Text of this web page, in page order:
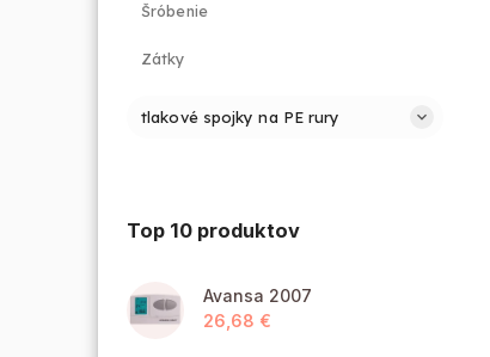
Šróbenie
Zátky
tlakové spojky na PE rury
Top 10 produktov
Avansa 2007
26,68 €